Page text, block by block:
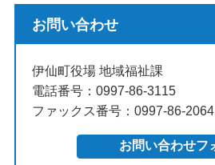
お問い合わせ
伊仙町役場 地域福祉課
電話番号：0997-86-3115
ファックス番号：0997-86-2064